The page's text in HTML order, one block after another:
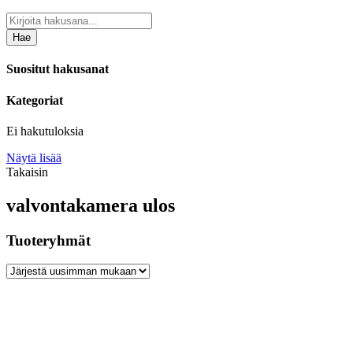
Hae
Suositut hakusanat
Kategoriat
Ei hakutuloksia
Näytä lisää
Takaisin
valvontakamera ulos
Tuoteryhmät